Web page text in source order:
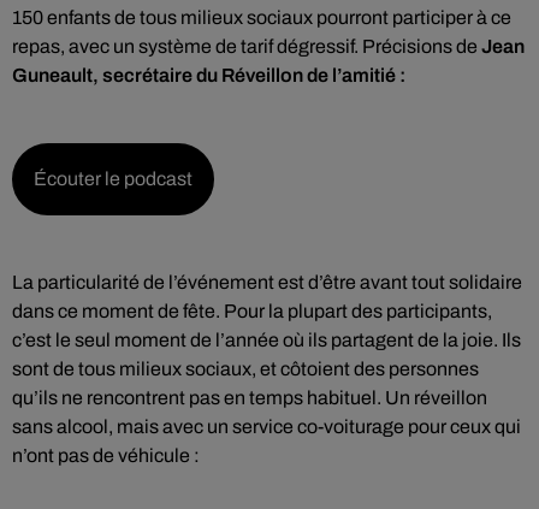
150 enfants de tous milieux sociaux pourront participer à ce
repas, avec un système de tarif dégressif. Précisions de Jean
Guneault, secrétaire du Réveillon de l’amitié :
Écouter le podcast
La particularité de l’événement est d’être avant tout solidaire
dans ce moment de fête. Pour la plupart des participants,
c’est le seul moment de l’année où ils partagent de la joie. Ils
sont de tous milieux sociaux, et côtoient des personnes
qu’ils ne rencontrent pas en temps habituel. Un réveillon
sans alcool, mais avec un service co-voiturage pour ceux qui
n’ont pas de véhicule :